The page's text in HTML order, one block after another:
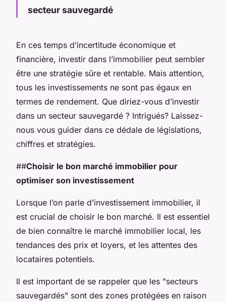
secteur sauvegardé
En ces temps d’incertitude économique et
financière, investir dans l’immobilier peut sembler
être une stratégie sûre et rentable. Mais attention,
tous les investissements ne sont pas égaux en
termes de rendement. Que diriez-vous d’investir
dans un secteur sauvegardé ? Intrigués? Laissez-
nous vous guider dans ce dédale de législations,
chiffres et stratégies.
##Choisir le bon marché immobilier pour
optimiser son investissement
Lorsque l’on parle d’investissement immobilier, il
est crucial de choisir le bon marché. Il est essentiel
de bien connaître le marché immobilier local, les
tendances des prix et loyers, et les attentes des
locataires potentiels.
Il est important de se rappeler que les "secteurs
sauvegardés" sont des zones protégées en raison